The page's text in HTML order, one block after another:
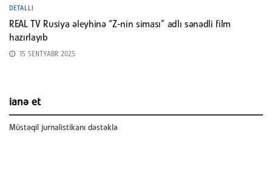
DETALLI
REAL TV Rusiya əleyhinə “Z-nin siması” adlı sənədli film
hazırlayıb
15 SENTYABR 2025
ianə et
Müstəqil jurnalistikanı dəstəklə